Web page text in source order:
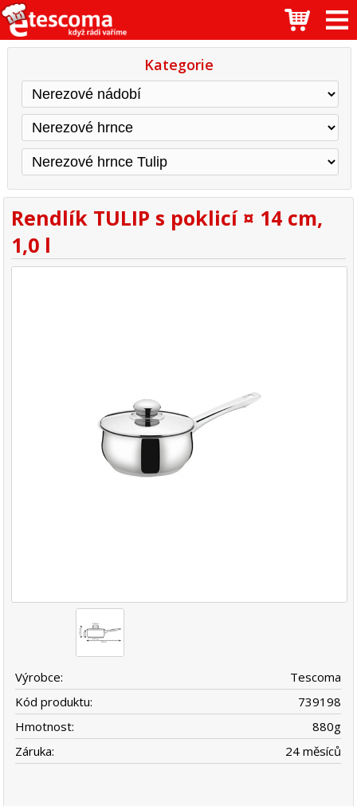
Kategorie
Rendlík TULIP s poklicí ¤ 14 cm,
1,0 l
Výrobce:
Tescoma
Kód produktu:
739198
Hmotnost:
880g
Záruka:
24 měsíců